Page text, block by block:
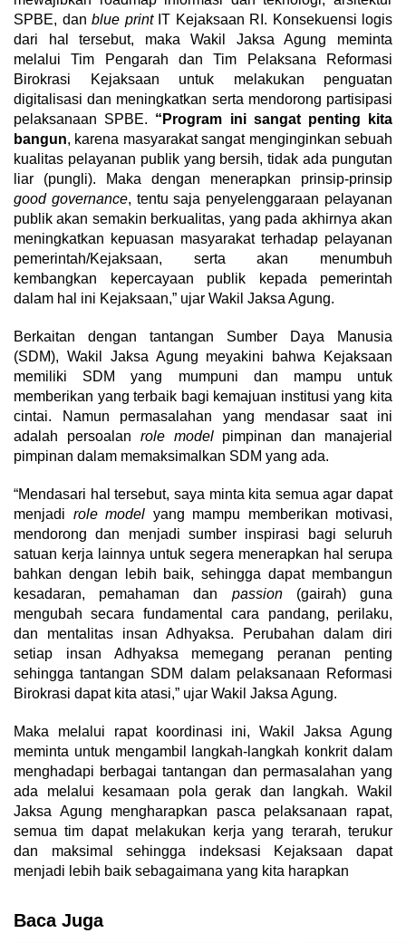
SPBE, dan blue printIT Kejaksaan RI. Konsekuensi logis
dari hal tersebut, maka Wakil Jaksa Agung meminta
melalui Tim Pengarah dan Tim Pelaksana Reformasi
Birokrasi Kejaksaan untuk melakukan penguatan
digitalisasi dan meningkatkan serta mendorong partisipasi
pelaksanaan SPBE. “ Program ini sangat penting kita
bangun, karena masyarakat sangat menginginkan sebuah
kualitas pelayanan publik yang bersih, tidak ada pungutan
liar (pungli). Maka dengan menerapkan prinsip-prinsip
good governance, tentu saja penyelenggaraan pelayanan
publik akan semakin berkualitas, yang pada akhirnya akan
meningkatkan kepuasan masyarakat terhadap pelayanan
pemerintah/Kejaksaan, serta akan menumbuh
kembangkan kepercayaan publik kepada pemerintah
dalam hal ini Kejaksaan,” ujar Wakil Jaksa Agung.
Berkaitan dengan tantangan Sumber Daya Manusia
(SDM), Wakil Jaksa Agung meyakini bahwa Kejaksaan
memiliki SDM yang mumpuni dan mampu untuk
memberikan yang terbaik bagi kemajuan institusi yang kita
cintai. Namun permasalahan yang mendasar saat ini
adalah persoalan role modelpimpinan dan manajerial
pimpinan dalam memaksimalkan SDM yang ada.
“Mendasari hal tersebut, saya minta kita semua agar dapat
menjadi role model yang mampu memberikan motivasi,
mendorong dan menjadi sumber inspirasi bagi seluruh
satuan kerja lainnya untuk segera menerapkan hal serupa
bahkan dengan lebih baik, sehingga dapat membangun
kesadaran, pemahaman dan passion(gairah) guna
mengubah secara fundamental cara pandang, perilaku,
dan mentalitas insan Adhyaksa. Perubahan dalam diri
setiap insan Adhyaksa memegang peranan penting
sehingga tantangan SDM dalam pelaksanaan Reformasi
Birokrasi dapat kita atasi,” ujar Wakil Jaksa Agung.
Maka melalui rapat koordinasi ini, Wakil Jaksa Agung
meminta untuk mengambil langkah-langkah konkrit dalam
menghadapi berbagai tantangan dan permasalahan yang
ada melalui kesamaan pola gerak dan langkah. Wakil
Jaksa Agung mengharapkan pasca pelaksanaan rapat,
semua tim dapat melakukan kerja yang terarah, terukur
dan maksimal sehingga indeksasi Kejaksaan dapat
menjadi lebih baik sebagaimana yang kita harapkan
Baca Juga